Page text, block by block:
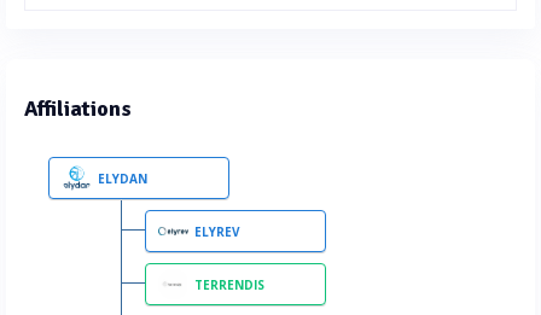
Affiliations
ELYDAN
ELYREV
TERRENDIS